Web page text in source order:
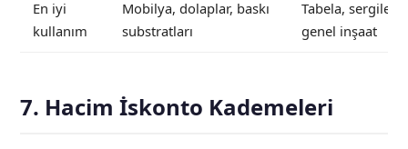
En iyi
kullanım
Mobilya, dolaplar, baskı
substratları
Tabela, sergiler,
genel inşaat
7. Hacim İskonto Kademeleri